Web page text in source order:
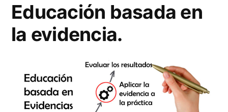
Educación basada en
la evidencia.